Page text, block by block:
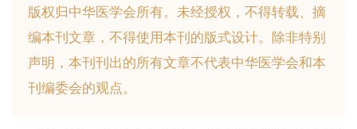
版权归中华医学会所有。 未经授权，不得转载、摘
编本刊文章，不得使用本刊的版式设计。
除非特别
声明，本刊刊出的所有文章不代表中华医学会和本
刊编委会的观点。